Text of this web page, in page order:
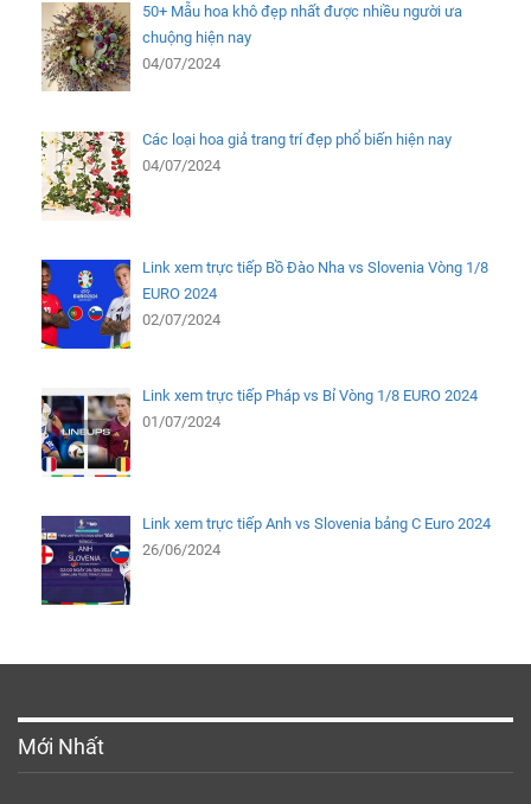
50+ Mẫu hoa khô đẹp nhất được nhiều người ưa
chuộng hiện nay
04/07/2024
Các loại hoa giả trang trí đẹp phổ biến hiện nay
04/07/2024
Link xem trực tiếp Bồ Đào Nha vs Slovenia Vòng 1/8
EURO 2024
02/07/2024
Link xem trực tiếp Pháp vs Bỉ Vòng 1/8 EURO 2024
01/07/2024
Link xem trực tiếp Anh vs Slovenia bảng C Euro 2024
26/06/2024
Mới Nhất